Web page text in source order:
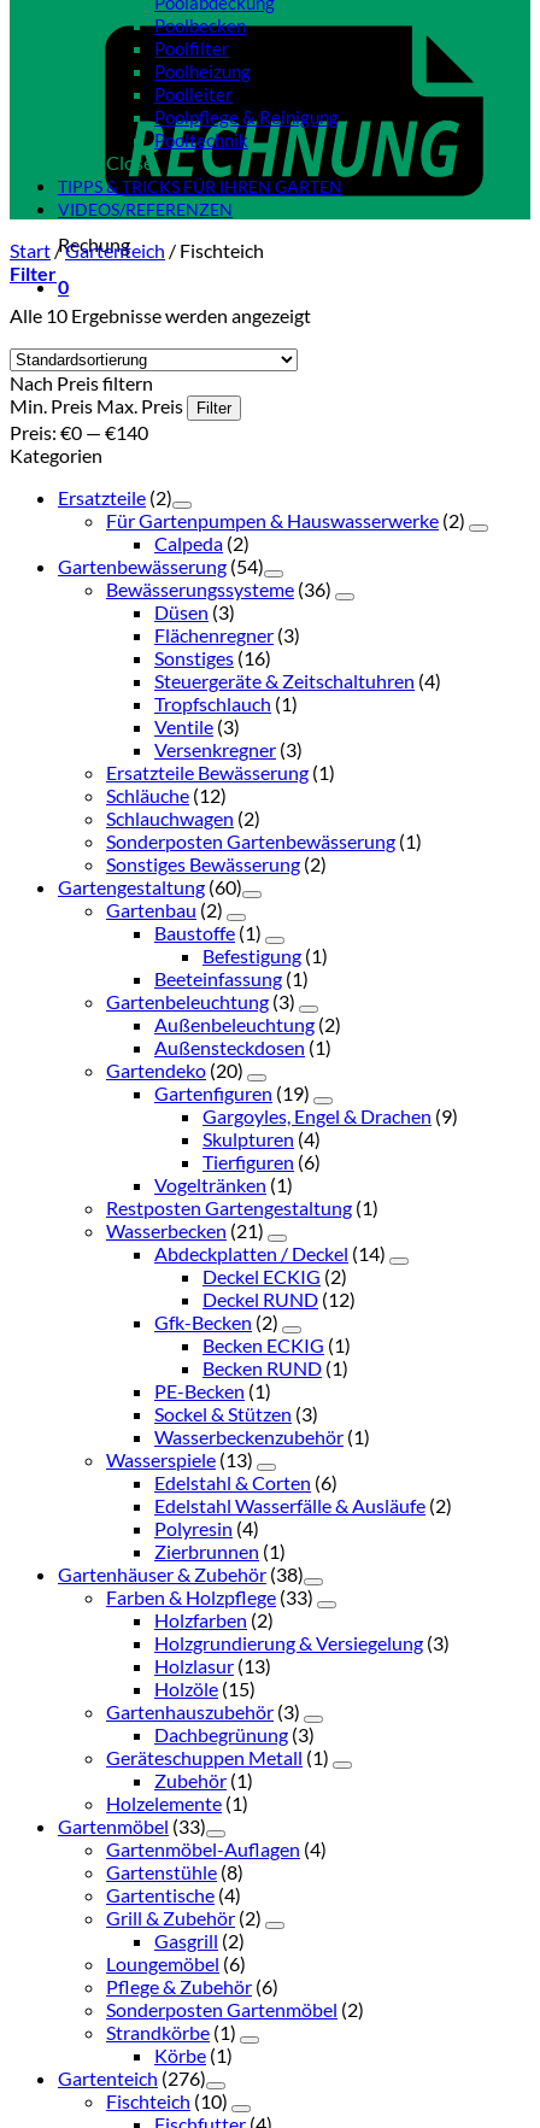
Rechung
0
Poolbecken
Poolfilter
Poolheizung
Poolleiter
Poolpflege & Reinigung
Pooltechnik
Close
TIPPS & TRICKS FÜR IHREN GARTEN
VIDEOS/REFERENZEN
Start /Gartenteich / Fischteich
Filter
Alle 10 Ergebnisse werden angezeigt
Nach Preis filtern
Min. Preis Max. Preis Filter
Preis: €0 — €140
Kategorien
Ersatzteile (2)
Für Gartenpumpen & Hauswasserwerke (2)
Calpeda (2)
Gartenbewässerung (54)
Bewässerungssysteme (36)
Düsen (3)
Flächenregner (3)
Sonstiges (16)
Steuergeräte & Zeitschaltuhren (4)
Tropfschlauch (1)
Ventile (3)
Versenkregner (3)
Ersatzteile Bewässerung (1)
Schläuche (12)
Schlauchwagen (2)
Sonderposten Gartenbewässerung (1)
Sonstiges Bewässerung (2)
Gartengestaltung (60)
Gartenbau (2)
Baustoffe (1)
Befestigung (1)
Beeteinfassung (1)
Gartenbeleuchtung (3)
Außenbeleuchtung (2)
Außensteckdosen (1)
Gartendeko (20)
Gartenfiguren (19)
Gargoyles, Engel & Drachen (9)
Skulpturen (4)
Tierfiguren (6)
Vogeltränken (1)
Restposten Gartengestaltung (1)
Wasserbecken (21)
Abdeckplatten / Deckel (14)
Deckel ECKIG (2)
Deckel RUND (12)
Gfk-Becken (2)
Becken ECKIG (1)
Becken RUND (1)
PE-Becken (1)
Sockel & Stützen (3)
Wasserbeckenzubehör (1)
Wasserspiele (13)
Edelstahl & Corten (6)
Edelstahl Wasserfälle & Ausläufe (2)
Polyresin (4)
Zierbrunnen (1)
Gartenhäuser & Zubehör (38)
Farben & Holzpflege (33)
Holzfarben (2)
Holzgrundierung & Versiegelung (3)
Holzlasur (13)
Holzöle (15)
Gartenhauszubehör (3)
Dachbegrünung (3)
Geräteschuppen Metall (1)
Zubehör (1)
Holzelemente (1)
Gartenmöbel (33)
Gartenmöbel-Auflagen (4)
Gartenstühle (8)
Gartentische (4)
Grill & Zubehör (2)
Gasgrill (2)
Loungemöbel (6)
Pflege & Zubehör (6)
Sonderposten Gartenmöbel (2)
Strandkörbe (1)
Körbe (1)
Gartenteich (276)
Fischteich (10)